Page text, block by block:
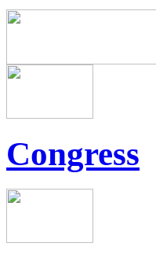
Congress